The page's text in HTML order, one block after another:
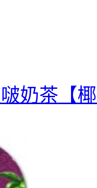
奶茶【